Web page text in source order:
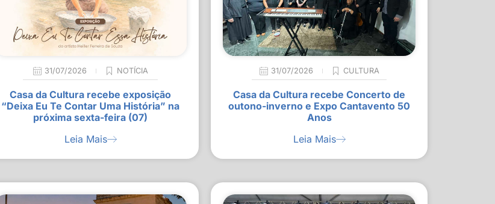
31/07/2026 NOTÍCIA
Casa da Cultura recebe exposição
“Deixa Eu Te Contar Uma História” na
próxima sexta-feira (07)
Leia Mais
31/07/2026 CULTURA
Casa da Cultura recebe Concerto de
outono-inverno e Expo Cantavento 50
Anos
Leia Mais